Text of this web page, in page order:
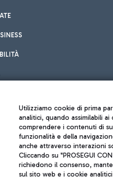
Utilizziamo cookie di prima
analitici, quando assimilabili
comprendere i contenuti di
funzionalità e della
anche attraverso interazioni
Cliccando su "PROSEGUI
richiedono il consenso,
sul sito web e i cookie